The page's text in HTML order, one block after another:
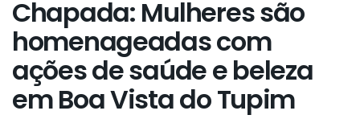
Chapada: Mulheres são
homenageadas com
ações de saúde e beleza
em Boa Vista do Tupim